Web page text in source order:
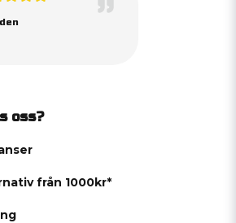
oss?
från 1000kr*